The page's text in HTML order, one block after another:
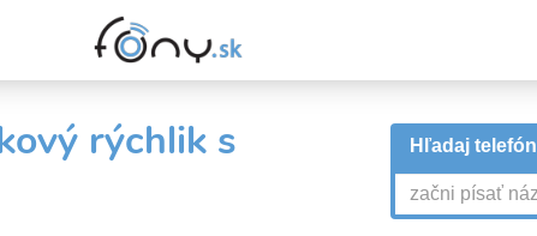
rýchlik s
Hľadaj telefón